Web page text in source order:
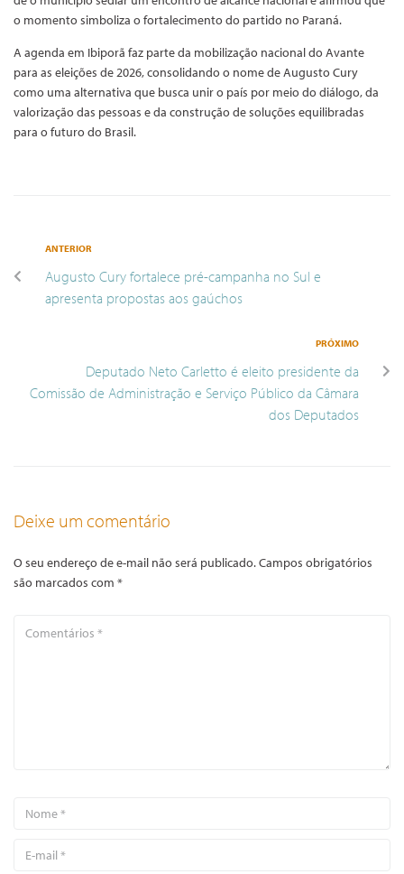
o momento simboliza o fortalecimento do partido no Paraná.
A agenda em Ibiporã faz parte da mobilização nacional do Avante
para as eleições de 2026, consolidando o nome de Augusto Cury
como uma alternativa que busca unir o país por meio do diálogo, da
valorização das pessoas e da construção de soluções equilibradas
para o futuro do Brasil.
ANTERIOR
Augusto Cury fortalece pré-campanha no Sul e
apresenta propostas aos gaúchos
PRÓXIMO
Deputado Neto Carletto é eleito presidente da
Comissão de Administração e Serviço Público da Câmara
dos Deputados
Deixe um comentário
O seu endereço de e-mail não será publicado.Campos obrigatórios
são marcados com *